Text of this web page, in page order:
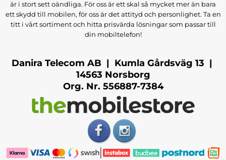
är i stort sett oändliga. För oss är ett skal så mycket mer än bara
ett skydd till mobilen, för oss är det attityd och personlighet. Ta en
titt i vårt sortiment och hitta prisvärda lösningar som passar till
din mobiltelefon!
Danira Telecom AB | Kumla Gårdsväg 13 |
14563 Norsborg
Org. Nr. 556887-7384